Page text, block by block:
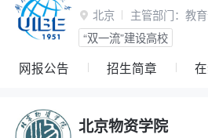
 北京 主管部门： 教
“双一流”建设高校
网报公告 招生简章
北京物资学院